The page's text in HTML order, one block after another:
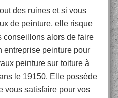
des ruines et si vous
de peinture, elle risque
conseillons alors de faire
entreprise peinture pour
peinture sur toiture à
le 19150. Elle possède
vous satisfaire pour vos